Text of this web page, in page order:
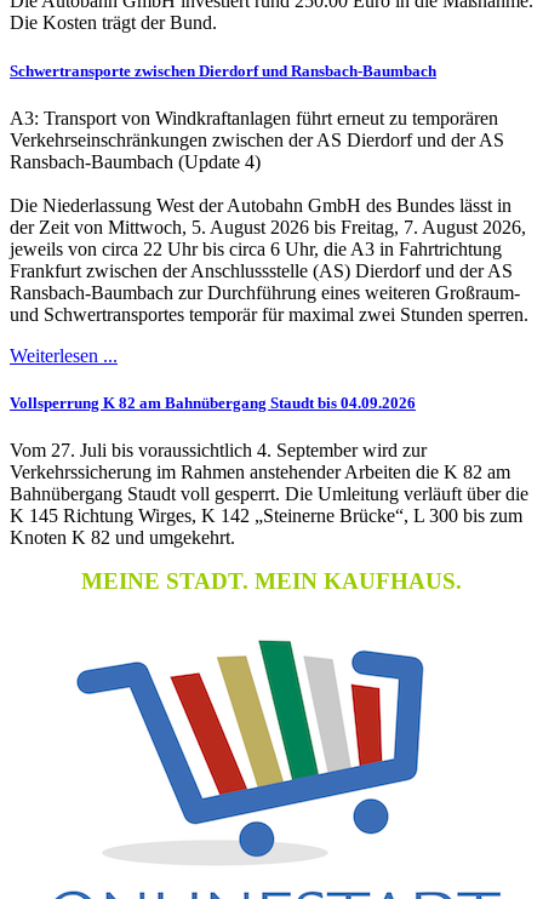
Die Kosten trägt der Bund.
Schwertransporte zwischen Dierdorf und Ransbach-Baumbach
A3: Transport von Windkraftanlagen führt erneut zu temporären
Verkehrseinschränkungen zwischen der AS Dierdorf und der AS
Ransbach-Baumbach (Update 4)
Die Niederlassung West der Autobahn GmbH des Bundes lässt in
der Zeit von Mittwoch, 5. August 2026 bis Freitag, 7. August 2026,
jeweils von circa 22 Uhr bis circa 6 Uhr, die A3 in Fahrtrichtung
Frankfurt zwischen der Anschlussstelle (AS) Dierdorf und der AS
Ransbach-Baumbach zur Durchführung eines weiteren Großraum-
und Schwertransportes temporär für maximal zwei Stunden sperren.
Weiterlesen ...
Vollsperrung K 82 am Bahnübergang Staudt bis 04.09.2026
Vom 27. Juli bis voraussichtlich 4. September wird zur
Verkehrssicherung im Rahmen anstehender Arbeiten die K 82 am
Bahnübergang Staudt voll gesperrt. Die Umleitung verläuft über die
K 145 Richtung Wirges, K 142 „Steinerne Brücke“, L 300 bis zum
Knoten K 82 und umgekehrt.
MEINE STADT. MEIN KAUFHAUS.